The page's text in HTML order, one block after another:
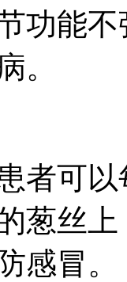
功能
。
者可
葱丝
感冒。